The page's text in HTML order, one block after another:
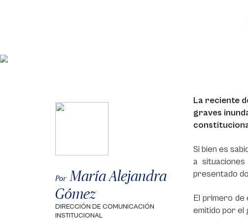
Por María Alejandra
Gómez
DIRECCIÓN DE COMUNICACIÓN
INSTITUCIONAL
La reciente
graves
Si bien es
a
presentado
El primero de
emitido por el